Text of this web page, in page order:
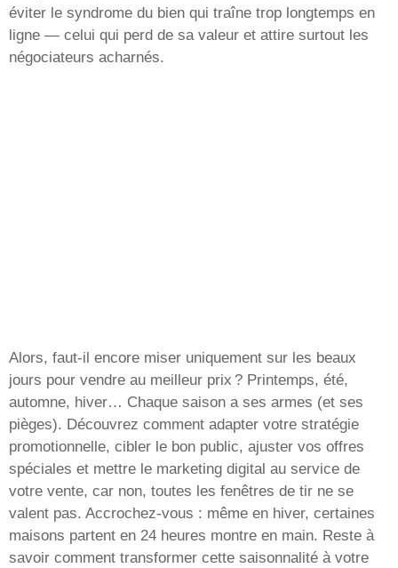
éviter le syndrome du bien qui traîne trop longtemps en
ligne — celui qui perd de sa valeur et attire surtout les
négociateurs acharnés.
Alors, faut-il encore miser uniquement sur les beaux
jours pour vendre au meilleur prix ? Printemps, été,
automne, hiver… Chaque saison a ses armes (et ses
pièges). Découvrez comment adapter votre stratégie
promotionnelle, cibler le bon public, ajuster vos offres
spéciales et mettre le marketing digital au service de
votre vente, car non, toutes les fenêtres de tir ne se
valent pas. Accrochez-vous : même en hiver, certaines
maisons partent en 24 heures montre en main. Reste à
savoir comment transformer cette saisonnalité à votre